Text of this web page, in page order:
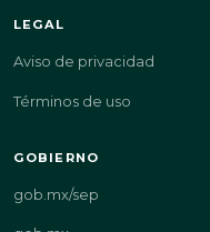
LEGAL
Aviso de privacidad
Términos de uso
GOBIERNO
gob.mx/sep